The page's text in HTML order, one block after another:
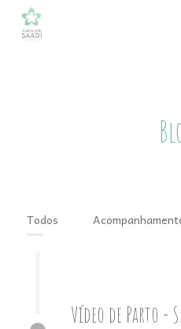
Todos
Vídeo de Parto -